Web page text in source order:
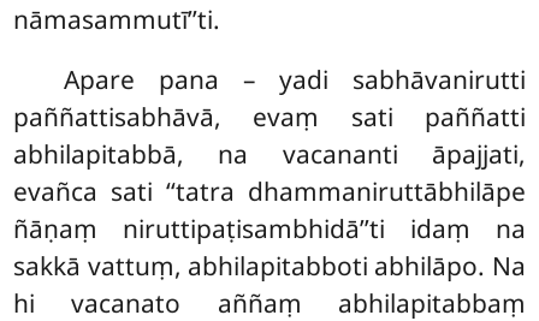
nāmasammutī’’ti.
Apare pana – yadi sabhāvanirutti
paññattisabhāvā, evaṃ sati paññatti
abhilapitabbā, na vacananti āpajjati,
evañca sati ‘‘tatra dhammaniruttābhilāpe
ñāṇaṃ niruttipaṭisambhidā’’ti idaṃ na
sakkā vattuṃ, abhilapitabboti abhilāpo. Na
hi vacanato aññaṃ abhilapitabbaṃ